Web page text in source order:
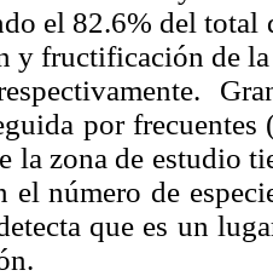
el 82.6% del total
y fructificación de
por frecuentes
la zona de estudio
el número de
que es un